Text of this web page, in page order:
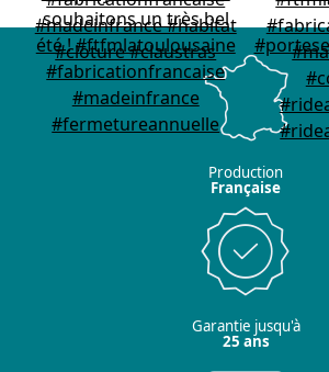
Production
Française
Garantie jusqu'à
25 ans